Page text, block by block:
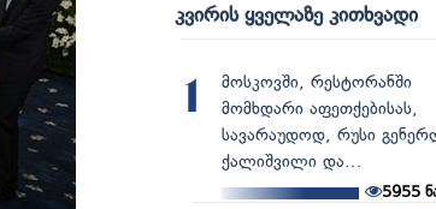
კვირის ყველაზე კითხვადი
1
მოსკოვში, რესტორანში
მომხდარი აფეთქებისას,
სავარაუდოდ, რუსი
ქალიშვილი და...
5955